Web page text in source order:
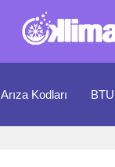
Arıza Kodları